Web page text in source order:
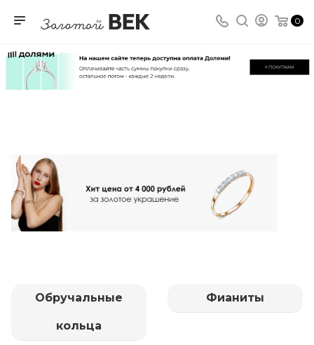
0
Обручальные
кольца
Фианиты